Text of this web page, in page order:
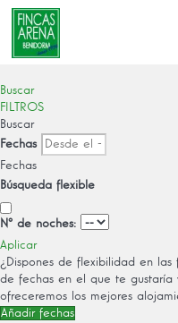
Buscar
FILTROS
Buscar
Fechas
Fechas
Búsqueda flexible
Nº de noches:
Aplicar
¿Dispones de flexibilidad en las
de fechas en el que te gustaría
ofreceremos los mejores
Añadir fechas